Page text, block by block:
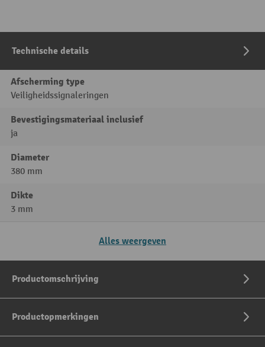
Technische details
Afscherming type
Veiligheidssignaleringen
Bevestigingsmateriaal inclusief
ja
Diameter
380 mm
Dikte
3 mm
Alles weergeven
Productomschrijving
Productopmerkingen